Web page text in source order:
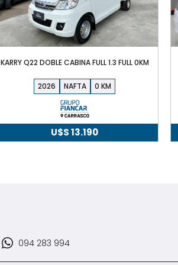
KARRY Q22 DOBLE CABINA FULL 1.3 FULL 0KM
2026 NAFTA 0
U$S13.190
094 283 994